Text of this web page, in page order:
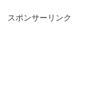
スポンサーリンク